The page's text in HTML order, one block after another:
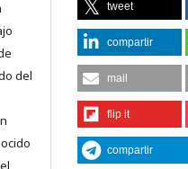
del
tweet
compartir
mail
flip it
compartir